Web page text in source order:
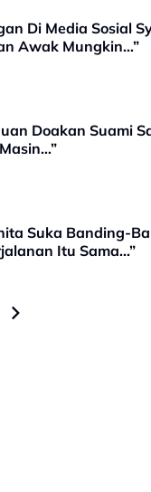
Di Media Sosial
Awak Mungkin…”
Doakan Suami
Suka Banding-
Itu Sama...”